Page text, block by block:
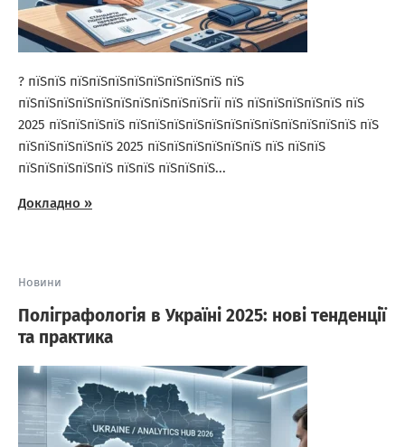
? пїЅпїЅ пїЅпїЅпїЅпїЅпїЅпїЅпїЅпїЅ пїЅ
пїЅпїЅпїЅпїЅпїЅпїЅпїЅпїЅпїЅпїЅгії пїЅ пїЅпїЅпїЅпїЅпїЅ пїЅ
2025 пїЅпїЅпїЅпїЅ пїЅпїЅпїЅпїЅпїЅпїЅпїЅпїЅпїЅпїЅпїЅпїЅ пїЅ
пїЅпїЅпїЅпїЅпїЅ 2025 пїЅпїЅпїЅпїЅпїЅпїЅ пїЅ пїЅпїЅ
пїЅпїЅпїЅпїЅпїЅ пїЅпїЅ пїЅпїЅпїЅ...
Докладно »
Новини
Поліграфологія в Україні 2025: нові тенденції
та практика